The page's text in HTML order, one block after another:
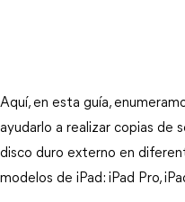
Aquí, en esta guía,
ayudarlo a realizar copias de
disco duro externo en
modelos de iPad: iPad Pro,